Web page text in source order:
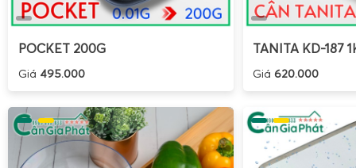
POCKET 200G
Giá 495.000
TANITA KD-187
Giá620.000